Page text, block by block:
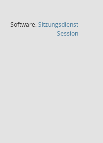
Software:Sitzungsdienst
Session(Wird in